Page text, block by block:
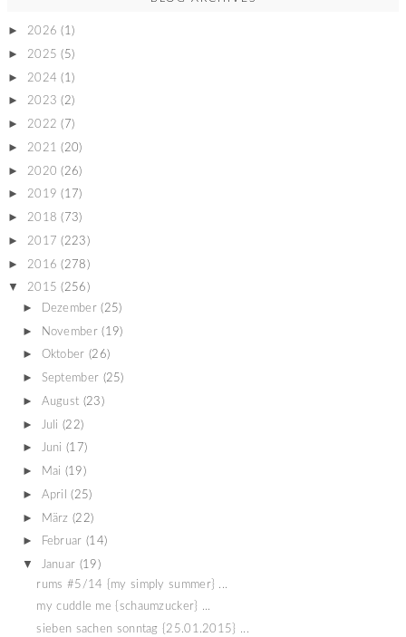
► 2026 (1)
► 2025 (5)
► 2024 (1)
► 2023 (2)
► 2022 (7)
► 2021 (20)
► 2020 (26)
► 2019 (17)
► 2018 (73)
► 2017 (223)
► 2016 (278)
▼ 2015 (256)
► Dezember (25)
► November (19)
► Oktober (26)
► September (25)
► August (23)
► Juli (22)
► Juni (17)
► Mai (19)
► April (25)
► März (22)
► Februar (14)
▼ Januar (19)
rums #5/14 {my simply summer} ...
my cuddle me {schaumzucker} ...
sieben sachen sonntag {25.01.2015} ...